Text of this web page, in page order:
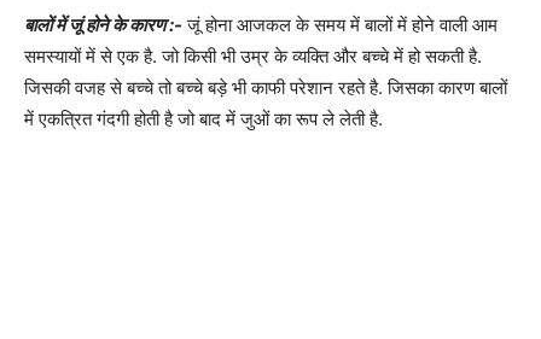
बालों में जूं होने के कारण :- जूं होना आजकल के समय में बालों में होने वाली आम
समस्यायों में से एक है. जो किसी भी उम्र के व्यक्ति और बच्चे में हो सकती है.
जिसकी वजह से बच्चे तो बच्चे बड़े भी काफी परेशान रहते है. जिसका कारण बालों
में एकत्रित गंदगी होती है जो बाद में जुओं का रूप ले लेती है.